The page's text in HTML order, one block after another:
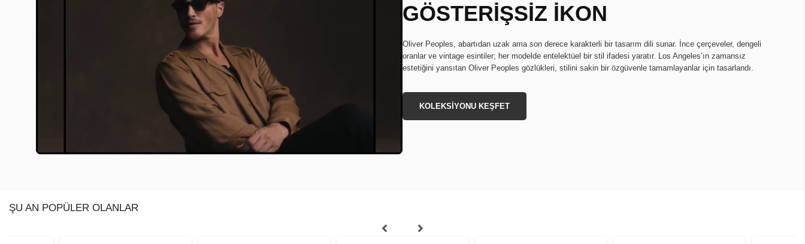
GÖSTERİŞSİZ İKON
Oliver Peoples, abartıdan uzak ama son derece karakterli bir tasarım dili sunar. İnce çerçeveler, dengeli
oranlar ve vintage esintiler; her modelde entelektüel bir stil ifadesi yaratır. Los Angeles’ın zamansız
estetiğini yansıtan Oliver Peoples gözlükleri, stilini sakin bir özgüvenle tamamlayanlar için tasarlandı.
KOLEKSİYONU KEŞFET
ŞU AN POPÜLER OLANLAR